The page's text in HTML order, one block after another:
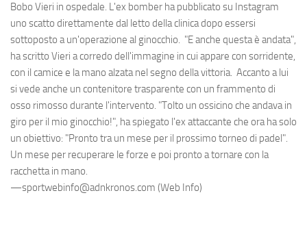
Bobo Vieri in ospedale. L'ex bomber ha pubblicato su Instagram
uno scatto direttamente dal letto della clinica dopo essersi
sottoposto a un'operazione al ginocchio. "E anche questa è andata",
ha scritto Vieri a corredo dell'immagine in cui appare con sorridente,
con il camice e la mano alzata nel segno della vittoria. Accanto a lui
si vede anche un contenitore trasparente con un frammento di
osso rimosso durante l'intervento. "Tolto un ossicino che andava in
giro per il mio ginocchio!", ha spiegato l'ex attaccante che ora ha solo
un obiettivo: "Pronto tra un mese per il prossimo torneo di padel".
Un mese per recuperare le forze e poi pronto a tornare con la
racchetta in mano.
—sportwebinfo@adnkronos.com (Web Info)